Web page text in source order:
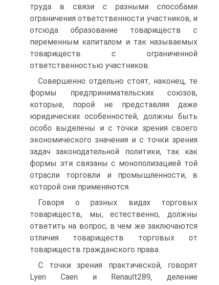
труда в связи с разными способами
ограничения ответственности участников, и
отсюда образование товариществ с
переменным капиталом и так называемых
товариществ с ограниченной
ответственностью участников.
Совершенно отдельно стоят, наконец, те
формы предпринимательских союзов,
которые, порой не представляя даже
юридических особенностей, должны быть
особо выделены и с точки зрения своего
экономического значения и с точки зрения
задач законодательной политики, так как
формы эти связаны с монополизацией той
отрасли торговли и промышленности, в
которой они применяются.
Говоря о разных видах торговых
товариществ, мы, естественно, должны
ответить на вопрос, в чем же заключаются
отличия товариществ торговых от
товариществ гражданского права.
С точки зрения практической, говорят
Lyen Caen и Renault289, деление